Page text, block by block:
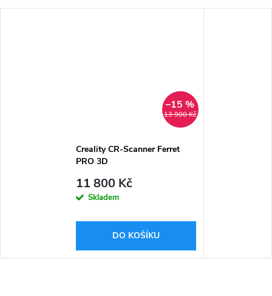
13 900 Kč
–15 %
Creality CR-Scanner Ferret
PRO 3D
11 800 Kč
Skladem
DO KOŠÍKU